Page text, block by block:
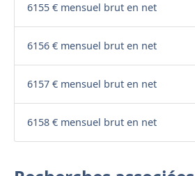
6155 € mensuel brut en net
6156 € mensuel brut en net
6157 € mensuel brut en net
6158 € mensuel brut en net